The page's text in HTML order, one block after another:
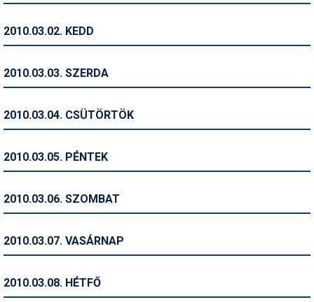
Ingatlan
Kerékpár
Magazinok
2010.03.02. KEDD
2010.03.03. SZERDA
2010.03.04. CSÜTÖRTÖK
2010.03.05. PÉNTEK
2010.03.06. SZOMBAT
2010.03.07. VASÁRNAP
2010.03.08. HÉTFŐ